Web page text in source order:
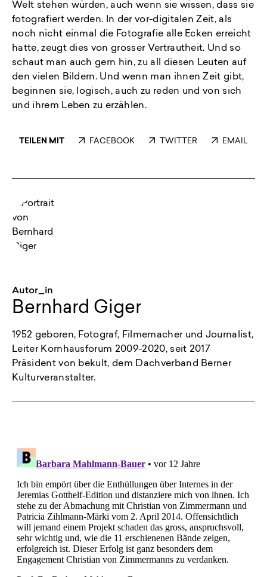
Welt stehen würden, auch wenn sie wissen, dass sie
fotografiert werden. In der vor-digitalen Zeit, als
noch nicht einmal die Fotografie alle Ecken erreicht
hatte, zeugt dies von grosser Vertrautheit. Und so
schaut man auch gern hin, zu all diesen Leuten auf
den vielen Bildern. Und wenn man ihnen Zeit gibt,
beginnen sie, logisch, auch zu reden und von sich
und ihrem Leben zu erzählen.
TEILEN MIT FACEBOOK TWITTER EMAIL
Autor_in
Bernhard Giger
1952 geboren, Fotograf, Filmemacher und Journalist,
Leiter Kornhausforum 2009-2020, seit 2017
Präsident von bekult, dem Dachverband Berner
Kulturveranstalter.